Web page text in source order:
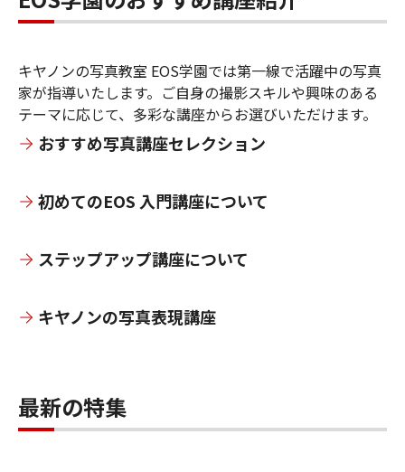
キヤノンの写真教室 EOS学園では第一線で活躍中の写真
家が指導いたします。ご自身の撮影スキルや興味のある
テーマに応じて、多彩な講座からお選びいただけます。
おすすめ写真講座セレクション
初めてのEOS 入門講座について
ステップアップ講座について
キヤノンの写真表現講座
最新の特集